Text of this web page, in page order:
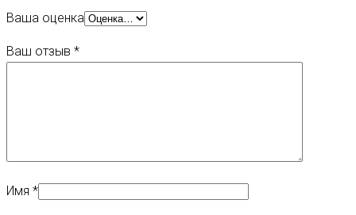
Ваша оценка
Ваш отзыв *
Имя *